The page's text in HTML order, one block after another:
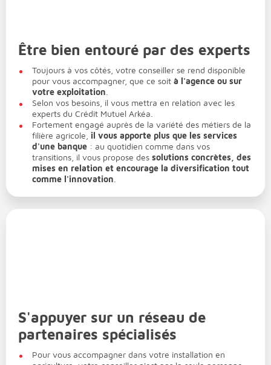
Être bien entouré par des experts
Toujours à vos côtés, votre conseiller se rend disponible
pour vous accompagner, que ce soit à l'agence ou sur
votre exploitation
Selon vos besoins, il vous mettra en relation avec les
experts du Crédit Mutuel Arkéa.
Fortement engagé auprès de la variété des métiers de la
filière agricole, il vous apporte plus que les services
d'une banque : au quotidien comme dans vos
transitions, il vous propose des solutions concrètes, des
mises en relation et encourage la diversification tout
comme l'innovation
S'appuyer sur un réseau de
partenaires spécialisés
Pour vous accompagner dans votre installation en